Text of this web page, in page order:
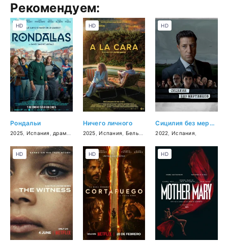
Рекомендуем:
Рондальи
2025 Испания драма комедия
HD
Ничего личного
2025 ,Испания Бельгия
HD
Сицилия без мертвецов
2022 Испания
HD
HD HD HD